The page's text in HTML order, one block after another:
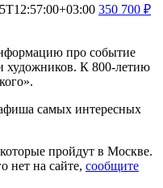
350 700 ₽
про событие
художников. К 800-летию
самых интересных
пройдут в Москве.
нет на сайте, сообщите